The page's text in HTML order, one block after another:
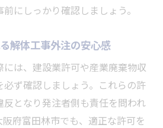
にしっかり確認しましょう。
解体工事外注の安心感
は、建設業許可や産業廃棄物収
ず確認しましょう。これらの許
となり発注者側も責任を問われ
府富田林市でも、適正な許可を